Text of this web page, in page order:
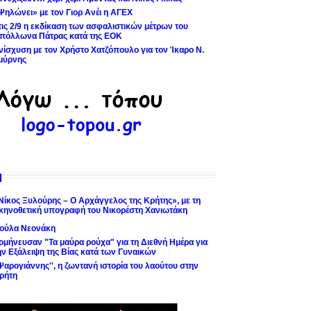
με τον Γιορ Ανέι η ΑΓΕΧ
2/9 η εκδίκαση των ασφαλιστικών μέτρων του
Πάτρας κατά της ΕΟΚ
με τον Χρήστο Χατζόπουλο για τον Ίκαρο Ν.
Ξυλούρης – Ο Αρχάγγελος της Κρήτης», με τη
υπογραφή του Νικορέστη Χανιωτάκη
Νεονάκη
"Τα μαύρα ρούχα" για τη Διεθνή Ημέρα για
Εξάλειψη της Βίας κατά των Γυναικών
η ζωντανή ιστορία του λαούτου στην